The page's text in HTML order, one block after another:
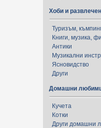
Хоби и
Туризъм,
Книги, музика,
Антики
Музикални
Ясновидство
Други
Домашни
Кучета
Котки
Други домашни